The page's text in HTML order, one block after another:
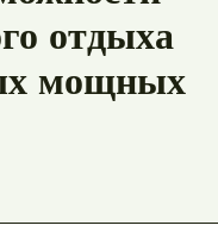
отдыха
мощных